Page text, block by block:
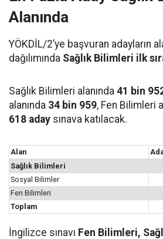
Alanında
YÖKDİL/2’ye başvuran adayların
dağılımında Sağlık Bilimleri ilk
Sağlık Bilimleri alanında 41 bin
alanında 34 bin 959, Fen Bilimleri
618 aday sınava katılacak.
Alan
Sağlık Bilimleri
Sosyal Bilimler
Fen Bilimleri
Toplam
İngilizce sınavı Fen Bilimleri,